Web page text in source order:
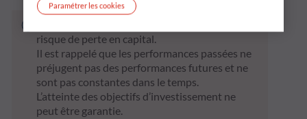
risque de perte en capital.
Il est rappelé que les performances passées ne
préjugent pas des performances futures et ne
sont pas constantes dans le temps.
L’atteinte des objectifs d’investissement ne
peut être garantie.
Paramétrer les cookies